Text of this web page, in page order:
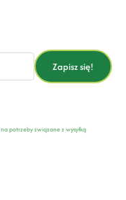
Zapisz się!
na potrzeby związane z wysyłką